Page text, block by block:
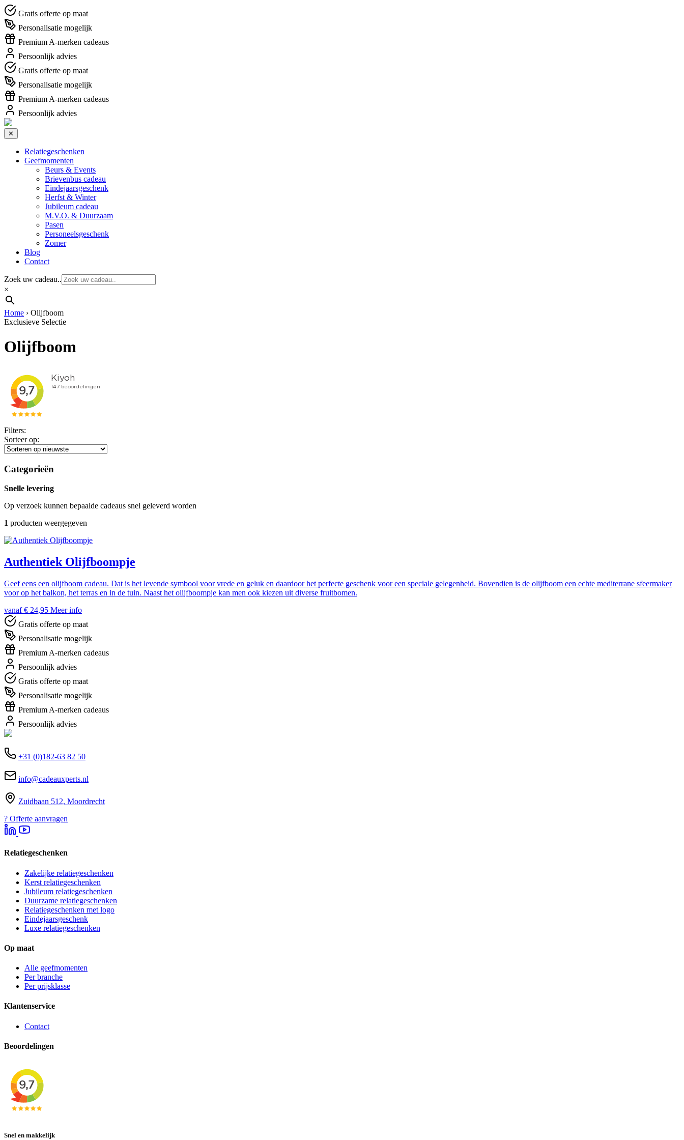
Gratis offerte op maat
Personalisatie mogelijk
Premium A-merken cadeaus
Persoonlijk advies
Gratis offerte op maat
Personalisatie mogelijk
Premium A-merken cadeaus
Persoonlijk advies
✕
Relatiegeschenken
Geefmomenten
Beurs & Events
Brievenbus cadeau
Eindejaarsgeschenk
Herfst & Winter
Jubileum cadeau
M.V.O. & Duurzaam
Pasen
Personeelsgeschenk
Zomer
Blog
Contact
Zoek uw cadeau..
×
Home › Olijfboom
Exclusieve Selectie
Olijfboom
Filters:
Sorteer op:
Categorieën
Snelle levering
Op verzoek kunnen bepaalde cadeaus snel geleverd worden
1 producten weergegeven
Authentiek Olijfboompje
Geef eens een olijfboom cadeau. Dat is het levende symbool voor vrede en geluk en daardoor het perfecte geschenk voor een speciale gelegenheid. Bovendien is de olijfboom een echte mediterrane sfeermaker
voor op het balkon, het terras en in de tuin. Naast het olijfboompje kan men ook kiezen uit diverse fruitbomen.
vanaf € 24,95 Meer info
Gratis offerte op maat
Personalisatie mogelijk
Premium A-merken cadeaus
Persoonlijk advies
Gratis offerte op maat
Personalisatie mogelijk
Premium A-merken cadeaus
Persoonlijk advies
+31 (0)182-63 82 50
info@cadeauxperts.nl
Zuidbaan 512, Moordrecht
? Offerte aanvragen
Relatiegeschenken
Zakelijke relatiegeschenken
Kerst relatiegeschenken
Jubileum relatiegeschenken
Duurzame relatiegeschenken
Relatiegeschenken met logo
Eindejaarsgeschenk
Luxe relatiegeschenken
Op maat
Alle geefmomenten
Per branche
Per prijsklasse
Klantenservice
Contact
Beoordelingen
Snel en makkelijk